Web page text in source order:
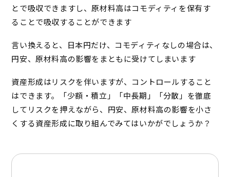
とで吸収できますし、原材料高はコモディティを保有す
ることで吸収することができます
言い換えると、日本円だけ、コモディティなしの場合は、
円安、原材料高の影響をまともに受けてしまいます
資産形成はリスクを伴いますが、コントロールすること
はできます。「少額・積立」「中長期」「分散」を徹底
してリスクを押えながら、円安、原材料高の影響を小さ
くする資産形成に取り組んでみてはいかがでしょうか？